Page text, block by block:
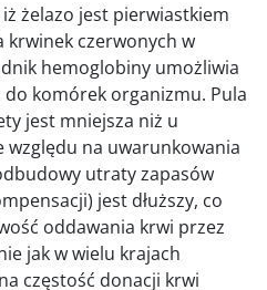
żelazo jest pierwiastkiem
czerwonych w
hemoglobiny umożliwia
do komórek organizmu. Pula
jest mniejsza niż u
względu na uwarunkowania
utraty zapasów
jest dłuższy, co
oddawania krwi przez
jak w wielu krajach
częstość donacji krwi